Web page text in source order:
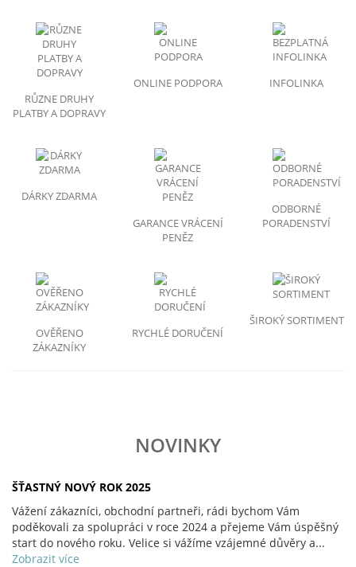
RŮZNE DRUHY
PLATBY A DOPRAVY
ONLINE PODPORA INFOLINKA
DÁRKY ZDARMA
GARANCE VRÁCENÍ
PENĚZ
ODBORNÉ
PORADENSTVÍ
OVĚŘENO
ZÁKAZNÍKY
RYCHLÉ DORUČENÍ
ŠIROKÝ SORTIMENT
NOVINKY
ŠŤASTNÝ NOVÝ ROK 2025
Vážení zákazníci, obchodní partneři, rádi bychom Vám
poděkovali za spolupráci v roce 2024 a přejeme Vám úspěšný
start do nového roku. Velice si vážíme vzájemné důvěry a...
Zobrazit více